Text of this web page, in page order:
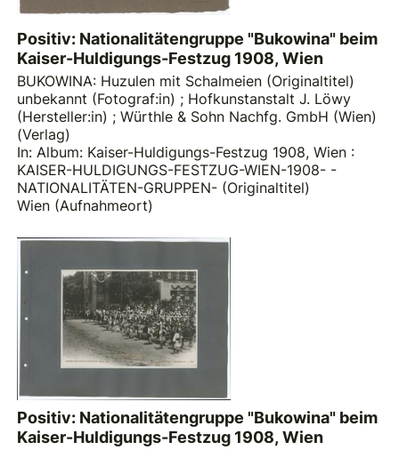
Positiv: Nationalitätengruppe "Bukowina" beim
Kaiser-Huldigungs-Festzug 1908, Wien
BUKOWINA: Huzulen mit Schalmeien (Originaltitel)
unbekannt (Fotograf:in) ; Hofkunstanstalt J. Löwy
(Hersteller:in) ;Würthle & Sohn Nachfg. GmbH (Wien)
(Verlag)
In: Album: Kaiser-Huldigungs-Festzug 1908, Wien :
KAISER-HULDIGUNGS-FESTZUG-WIEN-1908- -
NATIONALITÄTEN-GRUPPEN- (Originaltitel)
Wien (Aufnahmeort)
Positiv: Nationalitätengruppe "Bukowina" beim
Kaiser-Huldigungs-Festzug 1908, Wien